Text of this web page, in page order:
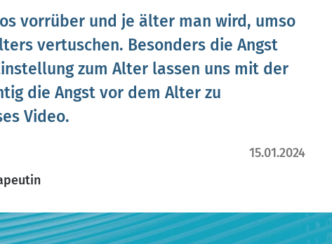
vorrüber und je älter man wird, umso
vertuschen. Besonders die Angst
zum Alter lassen uns mit der
die Angst vor dem Alter zu
Video.
15.01.2024